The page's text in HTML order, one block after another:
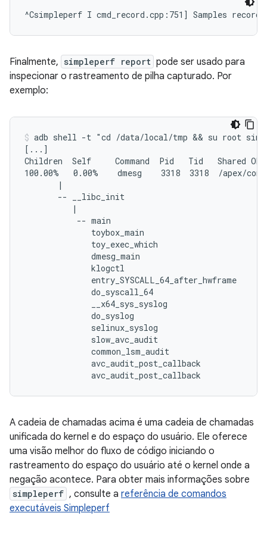
Finalmente, simpleperf report pode ser usado para
inspecionar o rastreamento de pilha capturado. Por
exemplo:
adb shell -t "cd /data/local/tmp && su root
[...]
Children  Self     Command  Pid   Tid
100.00%   0.00%    dmesg    3318  3318  /apex/
       |
       -- __libc_init
          |
           -- main
              toybox_main
              toy_exec_which
              dmesg_main
              klogctl
              entry_SYSCALL_64_after_hwframe
              do_syscall_64
              __x64_sys_syslog
              do_syslog
              selinux_syslog
              slow_avc_audit
              common_lsm_audit
              avc_audit_post_callback
A cadeia de chamadas acima é uma cadeia de chamadas
unificada do kernel e do espaço do usuário. Ele oferece
uma visão melhor do fluxo de código iniciando o
rastreamento do espaço do usuário até o kernel onde a
negação acontece. Para obter mais informações sobre
simpleperf , consulte a referência de comandos
executáveis ​​Simpleperf